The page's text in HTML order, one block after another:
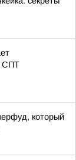
СПТ
который